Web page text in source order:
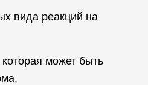
вида реакций на
может быть